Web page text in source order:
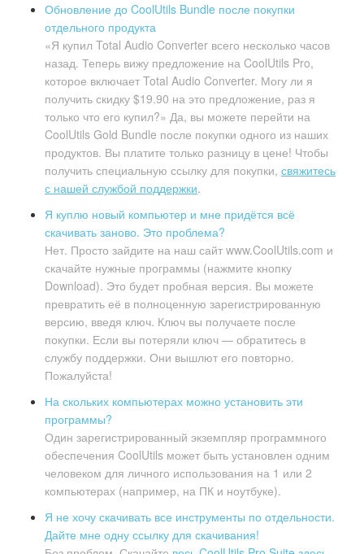
Обновление до CoolUtils Bundle после покупки
отдельного продукта
«Я купил Total Audio Converter всего несколько часов
назад. Теперь вижу предложение на CoolUtils Pro,
которое включает Total Audio Converter. Могу ли я
получить скидку $19.90 на это предложение, раз я
только что его купил?» Да, вы можете перейти на
CoolUtils Gold Bundle после покупки одного из наших
продуктов. Вы платите только разницу в цене! Чтобы
получить специальную ссылку для покупки,свяжитесь
с нашей службой поддержки.
Я куплю новый компьютер и мне придётся всё
скачивать заново. Это проблема?
Нет. Просто зайдите на наш сайт www.CoolUtils.com и
скачайте нужные программы (нажмите кнопку
Download). Это будет пробная версия. Вы можете
превратить её в полноценную зарегистрированную
версию, введя ключ. Ключ вы получаете после
покупки. Если вы потеряли ключ — обратитесь в
службу поддержки. Они вышлют его повторно.
Пожалуйста!
На скольких компьютерах можно установить эти
программы?
Один зарегистрированный экземпляр программного
обеспечения CoolUtils может быть установлен одним
человеком для личного использования на 1 или 2
компьютерах (например, на ПК и ноутбуке).
Я не хочу скачивать все инструменты по отдельности.
Дайте мне одну ссылку для скачивания!